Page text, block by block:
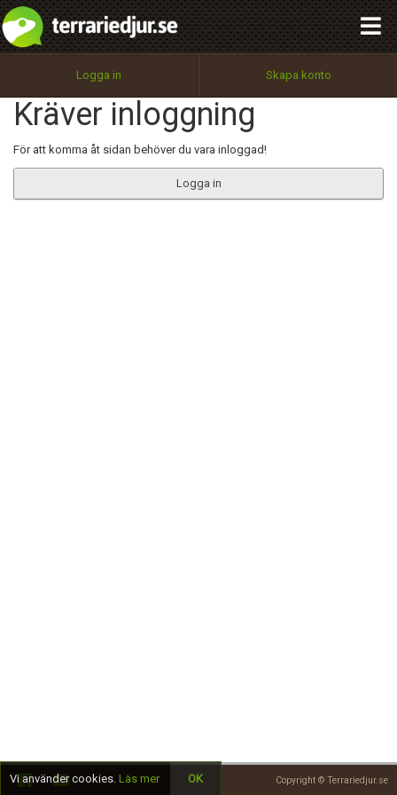
Logga in Skapa konto
Kräver inloggning
För att komma åt sidan behöver du vara inloggad!
Logga in
Copyright © Terrariedjur.se
Utför
100%
OK
integritetspolicy
Namn:
Epost:
Begär nytt lösenord
Tillbaka till förstasidan
Vi använder cookies. Läs mer OK